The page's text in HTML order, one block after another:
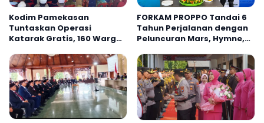
Kodim Pamekasan
Tuntaskan Operasi
Katarak Gratis, 160 Warga
Jelas
FORKAM PROPPO Tandai 6
Tahun Perjalanan dengan
Peluncuran Mars, Hymne,